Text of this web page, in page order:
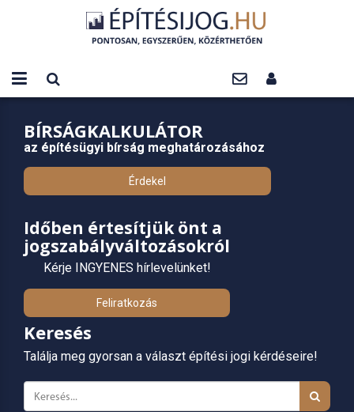
BÍRSÁGKALKULÁTOR
az építésügyi bírság meghatározásához
Érdekel
Időben értesítjük önt a
jogszabályváltozásokról
Kérje INGYENES hírlevelünket!
Feliratkozás
Keresés
Találja meg gyorsan a választ építési jogi kérdéseire!